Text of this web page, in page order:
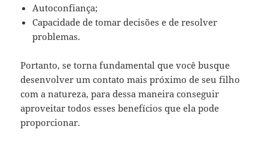
Autoconfiança;
Capacidade de tomar decisões e de resolver
problemas.
Portanto, se torna fundamental que você busque
desenvolver um contato mais próximo de seu filho
com a natureza, para dessa maneira conseguir
aproveitar todos esses benefícios que ela pode
proporcionar.